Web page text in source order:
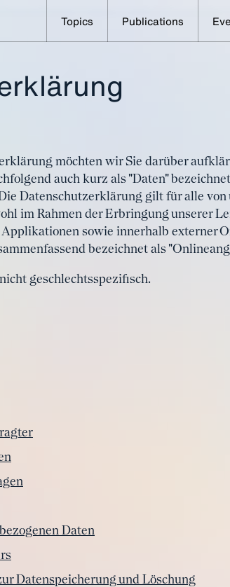
Topics Publications
möchten wir Sie darüber
auch kurz als "Daten"
Datenschutzerklärung gilt für alle
im Rahmen der Erbringung unserer
sowie innerhalb externer
bezeichnet als
geschlechtsspezifisch.
Daten
Datenspeicherung und Löschung